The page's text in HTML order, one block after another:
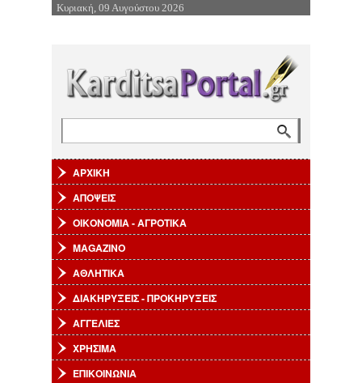
Επιστροφή στην Πλοήγηση
Κυριακή, 09 Αυγούστου 2026
ΑΡΧΙΚΗ
ΑΠΟΨΕΙΣ
ΟΙΚΟΝΟΜΙΑ - ΑΓΡΟΤΙΚΑ
MAGAZINO
ΑΘΛΗΤΙΚΑ
ΔΙΑΚΗΡΥΞΕΙΣ - ΠΡΟΚΗΡΥΞΕΙΣ
ΑΓΓΕΛΙΕΣ
ΧΡΗΣΙΜΑ
ΕΠΙΚΟΙΝΩΝΙΑ